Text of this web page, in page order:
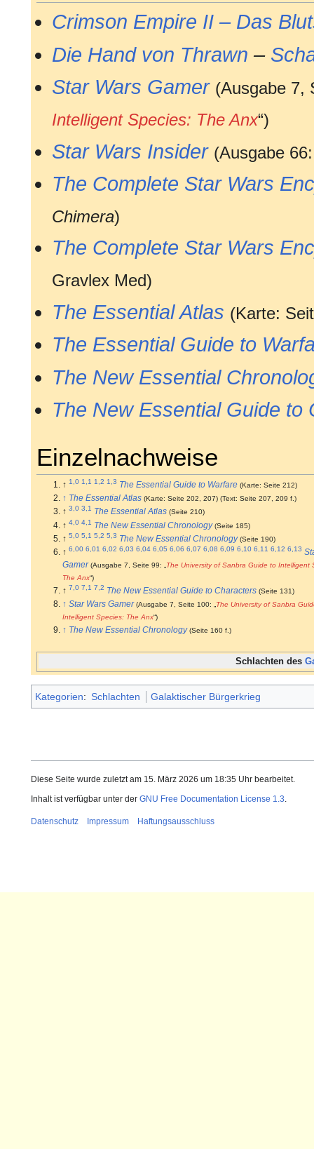
Crimson Empire II – Das
Die Hand von Thrawn –
Star Wars Gamer (Ausgabe 7,
Intelligent Species: The Anx“)
Star Wars Insider (Ausgabe 66:
The Complete Star Wars
Chimera)
The Complete Star Wars
Gravlex Med)
The Essential Atlas (Karte:
The Essential Guide to
The New Essential
The New Essential Guide to
Einzelnachweise
↑1,0 1,1 1,2 1,3 The Essential Guide to Warfare (Karte: Seite 212)
↑ The Essential Atlas (Karte: Seite 202, 207) (Text: Seite 207, 209 f.)
↑3,0 3,1 The Essential Atlas (Seite 210)
↑4,0 4,1 The New Essential Chronology (Seite 185)
↑5,0 5,1 5,2 5,3 The New Essential Chronology (Seite 190)
↑6,00 6,01 6,02 6,03 6,04 6,05 6,06 6,07 6,08 6,09 6,10 6,11 6,12 6,13
Gamer (Ausgabe 7, Seite 99: „ The University of Sanbra Guide to Intelligent
The Anx“)
↑ 7,0 7,1 7,2 The New Essential Guide to Characters (Seite 131)
↑ Star Wars Gamer (Ausgabe 7, Seite 100: „The University of Sanbra
Intelligent Species: The Anx“)
↑ The New Essential Chronology (Seite 160 f.)
Schlachten des
Kategorien: Schlachten Galaktischer Bürgerkrieg
Diese Seite wurde zuletzt am 15. März 2026 um 18:35 Uhr bearbeitet.
Inhalt ist verfügbar unter der GNU Free Documentation License 1.3
Datenschutz Impressum Haftungsausschluss